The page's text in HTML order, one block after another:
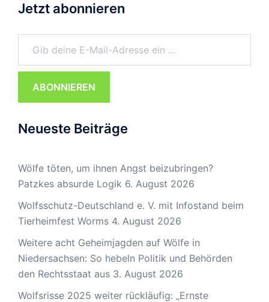
Jetzt abonnieren
Gib deine E-Mail-Adresse ein ...
ABONNIEREN
Neueste Beiträge
Wölfe töten, um ihnen Angst beizubringen?
Patzkes absurde Logik 6. August 2026
Wolfsschutz-Deutschland e. V. mit Infostand beim
Tierheimfest Worms 4. August 2026
Weitere acht Geheimjagden auf Wölfe in
Niedersachsen: So hebeln Politik und Behörden
den Rechtsstaat aus 3. August 2026
Wolfsrisse 2025 weiter rückläufig: „Ernste